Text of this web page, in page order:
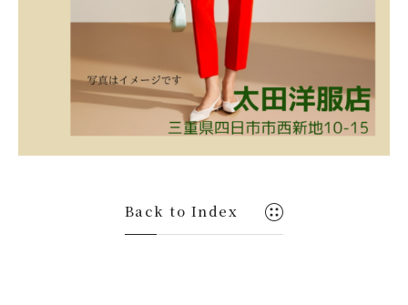
Back to Index